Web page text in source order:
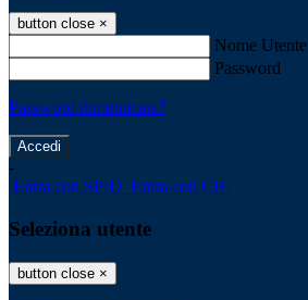
button close ×
Nome Utente
Password
Password dimenticata?
-
Entra con SPID Entra con CIE
Seleziona utente
button close ×